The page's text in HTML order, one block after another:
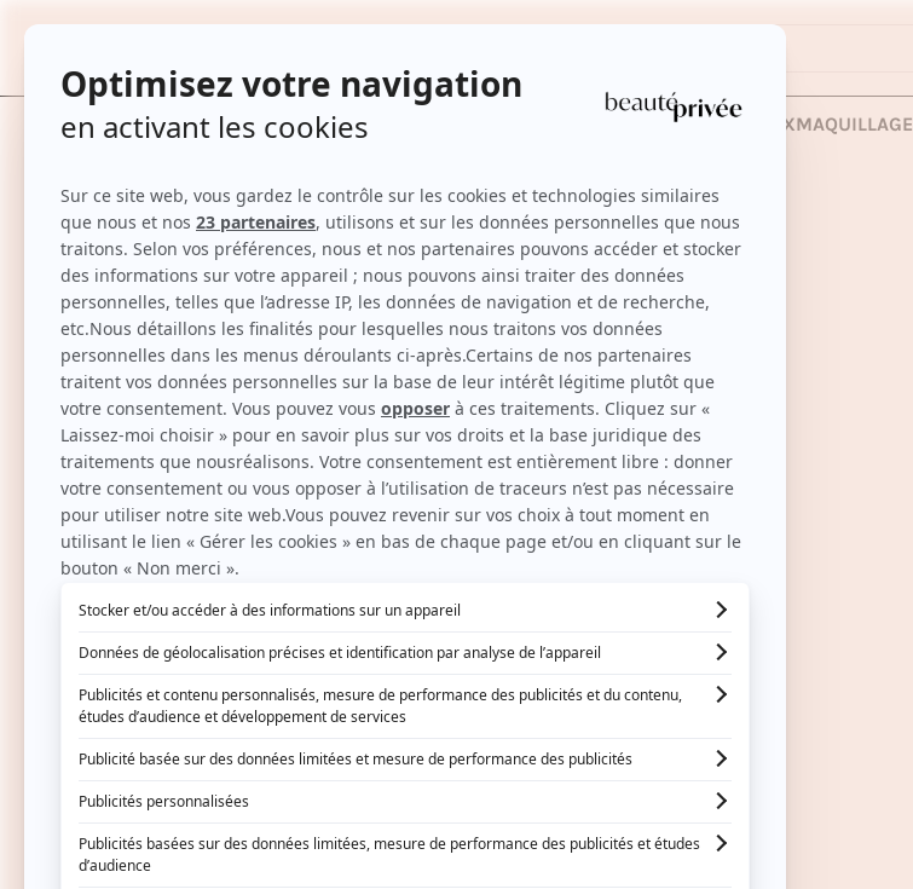
SOINSCHEVEUXMAQUILLAGE
Sérum anti-rides - Q10